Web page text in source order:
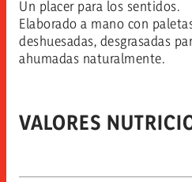
Un placer para los sentidos.
Elaborado a mano con
deshuesadas, desgrasadas
ahumadas naturalmente.
VALORES